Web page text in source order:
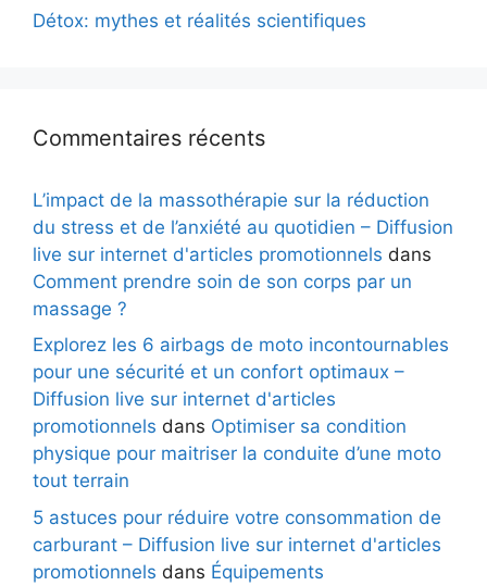
Détox: mythes et réalités scientifiques
Commentaires récents
L’impact de la massothérapie sur la réduction
du stress et de l’anxiété au quotidien – Diffusion
live sur internet d'articles promotionnels dans
Comment prendre soin de son corps par un
massage ?
Explorez les 6 airbags de moto incontournables
pour une sécurité et un confort optimaux –
Diffusion live sur internet d'articles
promotionnels dans Optimiser sa condition
physique pour maitriser la conduite d’une moto
tout terrain
5 astuces pour réduire votre consommation de
carburant – Diffusion live sur internet d'articles
promotionnels dans Équipements